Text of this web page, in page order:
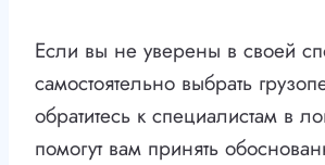
Если вы не уверены в своей
самостоятельно выбрать
обратитесь к специалистам в
помогут вам принять